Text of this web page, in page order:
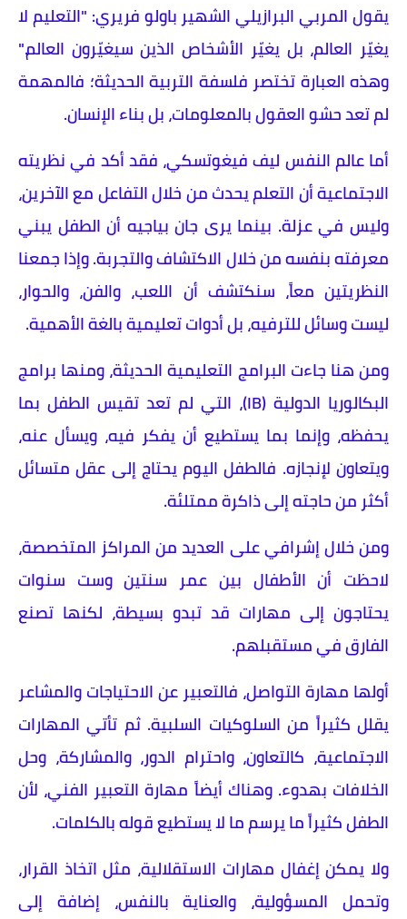
يقول المربي البرازيلي الشهير باولو فريري: "التعليم لا
يغيّر العالم، بل يغيّر الأشخاص الذين سيغيّرون العالم."
وهذه العبارة تختصر فلسفة التربية الحديثة؛ فالمهمة
لم تعد حشو العقول بالمعلومات، بل بناء الإنسان.
أما عالم النفس ليف فيغوتسكي، فقد أكد في نظريته
الاجتماعية أن التعلم يحدث من خلال التفاعل مع الآخرين،
وليس في عزلة. بينما يرى جان بياجيه أن الطفل يبني
معرفته بنفسه من خلال الاكتشاف والتجربة. وإذا جمعنا
النظريتين معاً، سنكتشف أن اللعب، والفن، والحوار،
ليست وسائل للترفيه، بل أدوات تعليمية بالغة الأهمية.
ومن هنا جاءت البرامج التعليمية الحديثة، ومنها برامج
البكالوريا الدولية (IB)، التي لم تعد تقيس الطفل بما
يحفظه، وإنما بما يستطيع أن يفكر فيه، ويسأل عنه،
ويتعاون لإنجازه. فالطفل اليوم يحتاج إلى عقل متسائل
أكثر من حاجته إلى ذاكرة ممتلئة.
ومن خلال إشرافي على العديد من المراكز المتخصصة،
لاحظت أن الأطفال بين عمر سنتين وست سنوات
يحتاجون إلى مهارات قد تبدو بسيطة، لكنها تصنع
الفارق في مستقبلهم.
أولها مهارة التواصل، فالتعبير عن الاحتياجات والمشاعر
يقلل كثيراً من السلوكيات السلبية. ثم تأتي المهارات
الاجتماعية، كالتعاون، واحترام الدور، والمشاركة، وحل
الخلافات بهدوء. وهناك أيضاً مهارة التعبير الفني، لأن
الطفل كثيراً ما يرسم ما لا يستطيع قوله بالكلمات.
ولا يمكن إغفال مهارات الاستقلالية، مثل اتخاذ القرار،
وتحمل المسؤولية، والعناية بالنفس، إضافة إلى